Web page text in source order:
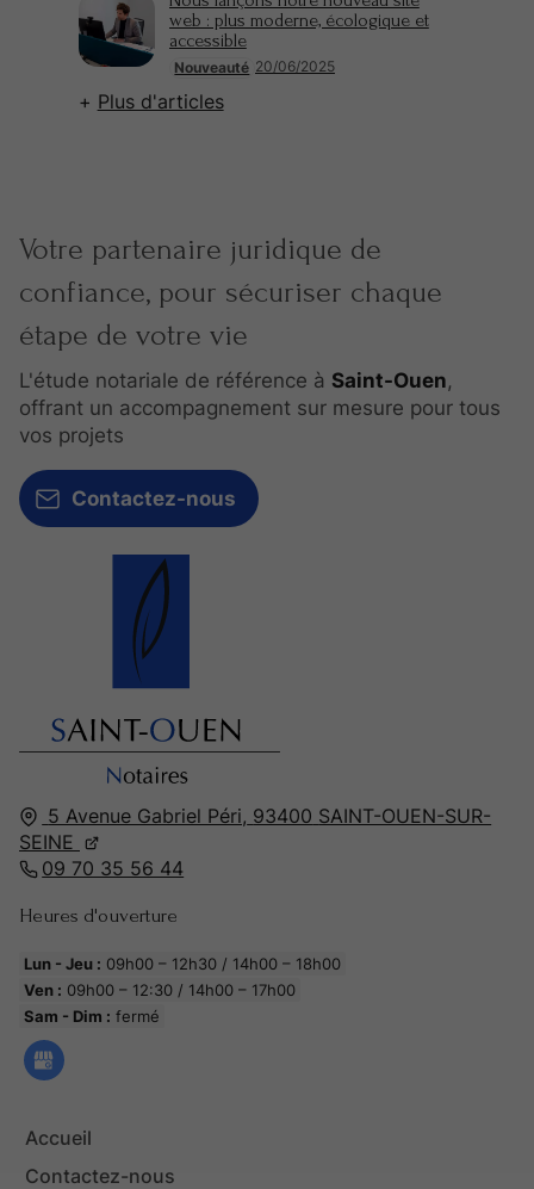
Nouveauté 20/06/2025
web : plus moderne, écologique et
accessible
Plus d'articles
5 Avenue Gabriel Péri, 93400 SAINT-OUEN-SUR-
SEINE
09 70 35 56 44
Heures d'ouverture
Lun - Jeu : 09h00 – 12h30 / 14h00 – 18h00
Ven : 09h00 – 12:30 / 14h00 – 17h00
Sam - Dim : fermé
Accueil
Contactez-nous
Votre partenaire juridique de
confiance, pour sécuriser chaque
étape de votre vie
L'étude notariale de référence à Saint-Ouen,
offrant un accompagnement sur mesure pour tous
vos projets
Contactez-nous